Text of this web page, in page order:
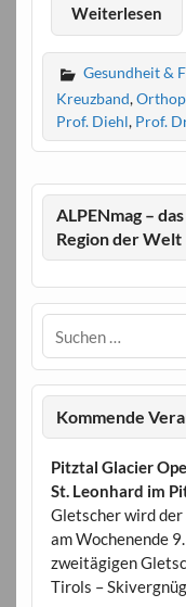
Weiterlesen
Gesundheit &
Kreuzband,
Prof. Diehl, Prof.
ALPENmag –
Region der Welt
Kommende
Pitztal Glacier
St. Leonhard im
Gletscher wird
am Wochenende
zweitägigen
Tirols –